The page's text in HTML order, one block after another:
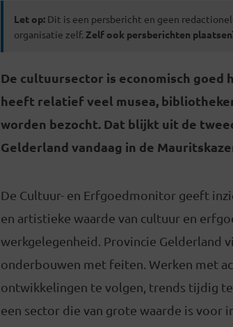
Let op: Dit is een persbericht en geen
organisatie zelf. Zelf ook persberichten
De cultuursector is economisch goed
heeft relatief veel musea,
worden bezocht. Dat blijkt uit de
Gelderland vandaag in de
De Cultuur- en Erfgoedmonitor geeft
en artistieke waarde van cultuur en
werkgelegenheid. Provincie Gelderland
onderbouwen met feiten. Werken met
ontwikkelingen te volgen, trends tijdig
een sector die van grote waarde is voor